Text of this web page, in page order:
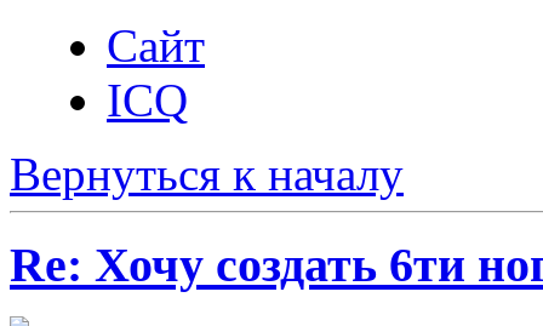
Сайт
ICQ
Вернуться к началу
Re: Хочу создать 6ти